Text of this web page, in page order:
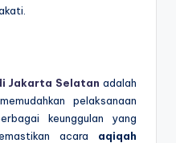
Jakarta Selatan adalah
pelaksanaan
keunggulan yang
acara aqiqah